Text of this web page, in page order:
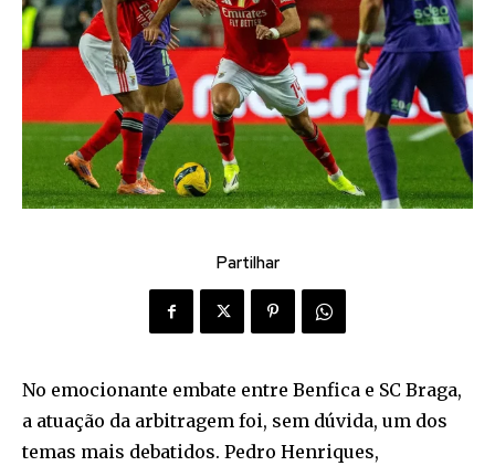
Partilhar
No emocionante embate entre Benfica e SC Braga,
a atuação da arbitragem foi, sem dúvida, um dos
temas mais debatidos. Pedro Henriques,